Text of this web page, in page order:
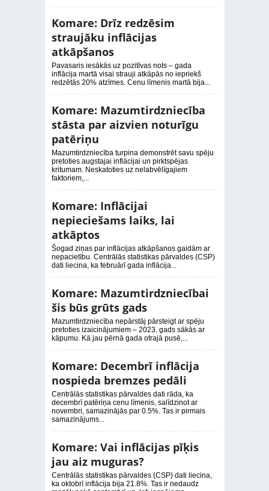
Komare: Drīz redzēsim
straujāku inflācijas
atkāpšanos
Pavasaris iesākās uz pozitīvas nots – gada
inflācija martā visai strauji atkāpās no iepriekš
redzētās 20% atzīmes. Cenu līmenis martā bija...
Komare: Mazumtirdzniecība
stāsta par aizvien noturīgu
patēriņu
Mazumtirdzniecība turpina demonstrēt savu spēju
pretoties augstajai inflācijai un pirktspējas
kritumam. Neskatoties uz nelabvēlīgajiem
faktoriem,...
Komare: Inflācijai
nepieciešams laiks, lai
atkāptos
Šogad ziņas par inflācijas atkāpšanos gaidām ar
nepacietību. Centrālās statistikas pārvaldes (CSP)
dati liecina, ka februārī gada inflācija...
Komare: Mazumtirdzniecībai
šis būs grūts gads
Mazumtirdzniecība nepārstāj pārsteigt ar spēju
pretoties izaicinājumiem – 2023. gads sākās ar
kāpumu. Kā jau pērnā gada otrajā pusē,...
Komare: Decembrī inflācija
nospieda bremzes pedāli
Centrālās statistikas pārvaldes dati rāda, ka
decembrī patēriņa cenu līmenis, salīdzinot ar
novembri, samazinājās par 0.5%. Tas ir pirmais
samazinājums...
Komare: Vai inflācijas pīķis
jau aiz muguras?
Centrālās statistikas pārvaldes (CSP) dati liecina,
ka oktobrī inflācija bija 21.8%. Tas ir nedaudz